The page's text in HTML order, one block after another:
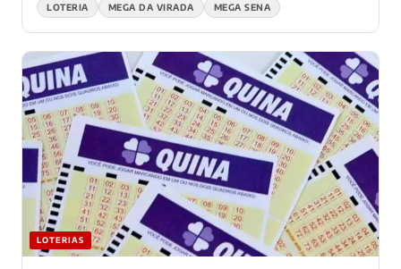
LOTERIA MEGA DA VIRADA MEGA SENA
LOTERIAS